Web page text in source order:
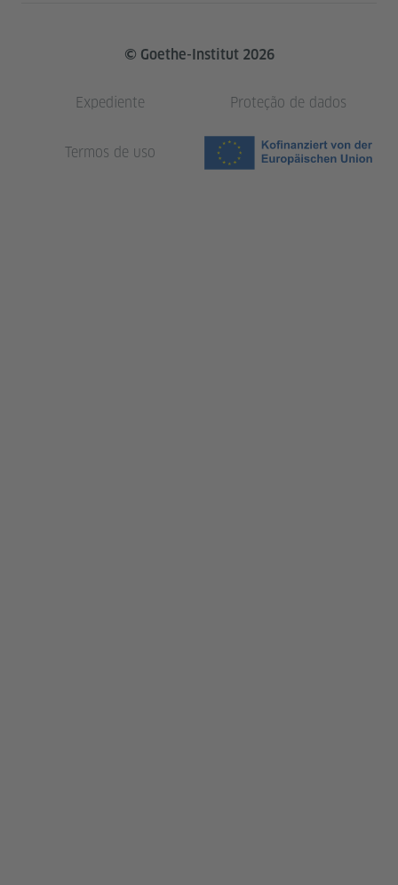
© Goethe-Institut 2026
Expediente Proteção de dados
Termos de uso